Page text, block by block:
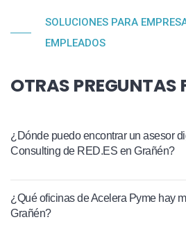
SOLUCIONES PARA
EMPLEADOS
OTRAS PREGUNTAS
¿Dónde puedo encontrar un asesor
Consulting de RED.ES en Grañén?
¿Qué oficinas de Acelera Pyme hay
Grañén?